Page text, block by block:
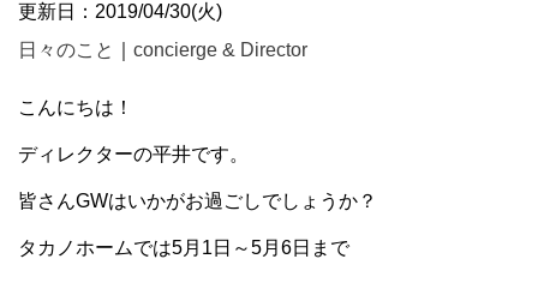
更新日：2019/04/30(火)
日々のこと
concierge & Director
こんにちは！
ディレクターの平井です。
皆さんGWはいかがお過ごしでしょうか？
タカノホームでは5月1日～5月6日まで